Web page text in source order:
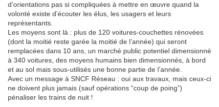
d’orientations pas si compliquées à mettre en œuvre quand la
volonté existe d’écouter les élus, les usagers et leurs
représentants.
Les moyens sont là : plus de 120 voitures-couchettes rénovées
(dont la moitié reste garée la moitié de l’année) qui seront
remplacées dans 10 ans, un marché public potentiel dimensionné
à 340 voitures, des moyens humains bien dimensionnés, à bord
et au sol mais sous-utilisés une bonne partie de l’année.
Avec un message à SNCF Réseau : oui aux travaux, mais ceux-ci
ne doivent plus jamais (sauf opérations “coup de poing”)
pénaliser les trains de nuit !